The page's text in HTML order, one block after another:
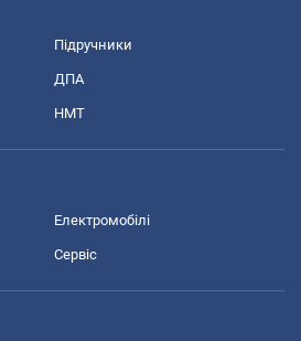
Підручники
ДПА
НМТ
Електромобілі
Сервіс